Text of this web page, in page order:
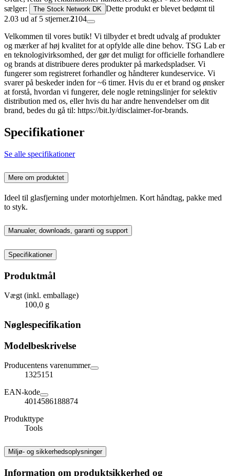
sælger:
The Stock Network DK Dette produkt er blevet bedømt til
2.03 ud af 5 stjerner.2104
Velkommen til vores butik! Vi tilbyder et bredt udvalg af produkter
og mærker af høj kvalitet for at opfylde alle dine behov. TSG Lab er
en teknologivirksomhed, der gør det muligt for officielle forhandlere
og brands at distribuere deres produkter på markedspladser. Vi
fungerer som registreret forhandler og håndterer kundeservice. Vi
svarer på beskeder inden for ~6 timer. Hvis du er et brand og ønsker
at forstå, hvordan vi fungerer, dele nogle retningslinjer for selektiv
distribution med os, eller hvis du har andre henvendelser om dit
brand, bedes du gå til: https://bit.ly/disclaimer-for-brands.
Specifikationer
Se alle specifikationer
Mere om produktet
Ideel til glasfjerning under motorhjelmen. Kort håndtag, pakke med
to styk.
Manualer, downloads, garanti og support
Specifikationer
Produktmål
Vægt (inkl. emballage)
100,0 g
Nøglespecifikation
Modelbeskrivelse
Producentens varenummer
1325151
EAN-kode
4014586188874
Produkttype
Tools
Miljø- og sikkerhedsoplysninger
Information om produktsikkerhed og